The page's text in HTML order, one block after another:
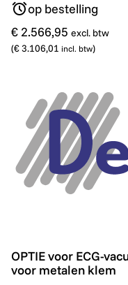
op bestelling
€ 2.566,95 excl. btw
(€ 3.106,01 incl. btw)
OPTIE voor ECG-
OPTIE voor ECG-
voor metalen klem